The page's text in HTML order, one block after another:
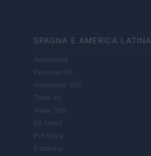
SPAGNA E AMERICA LATINA
Actualidad
Finanzas 24
Investindo 365
Think.es
Viajar 365
ES Newz
Pet Story
Encocina